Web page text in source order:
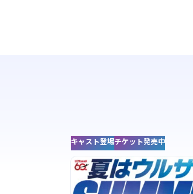
キャスト登場チケット発売中